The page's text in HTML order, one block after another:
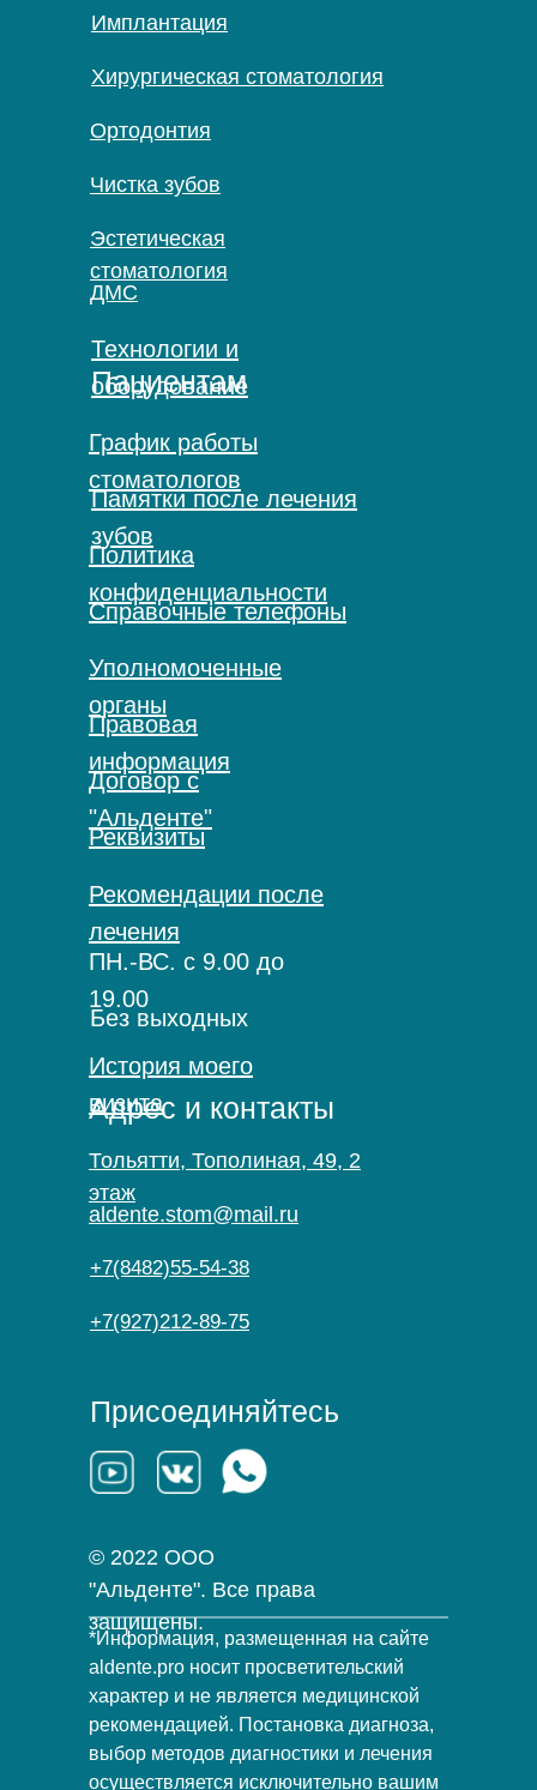
Адрес и контакты
Присоединяйтесь
ПН.-ВС. с 9.00 до
19.00
Тольятти, Тополиная, 49, 2
этаж
Без выходных
+7(8482)55-54-38
+7(927)212-89-75
aldente.stom@mail.ru
Имплантация
Хирургическая стоматология
Ортодонтия
Чистка зубов
Эстетическая
стоматология
ДМС
Пациентам
График работы
стоматологов
Политика
конфиденциальности
Памятки после лечения
зубов
Справочные телефоны
Уполномоченные
органы
Правовая
информация
Реквизиты
Договор с
"Альденте"
© 2022 ООО
"Альденте". Все права
защищены.
*Информация, размещенная на сайте
aldente.pro носит просветительский
характер и не является медицинской
рекомендацией. Постановка диагноза,
выбор методов диагностики и лечения
осуществляется исключительно вашим
История моего
визита
Рекомендации после
лечения
Технологии и
оборудование